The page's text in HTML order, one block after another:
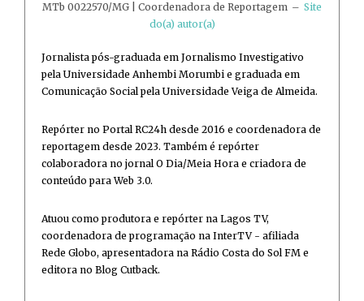
MTb 0022570/MG | Coordenadora de Reportagem – Site
do(a) autor(a)
Jornalista pós-graduada em Jornalismo Investigativo
pela Universidade Anhembi Morumbi e graduada em
Comunicação Social pela Universidade Veiga de Almeida.
Repórter no Portal RC24h desde 2016 e coordenadora de
reportagem desde 2023. Também é repórter
colaboradora no jornal O Dia/Meia Hora e criadora de
conteúdo para Web 3.0.
Atuou como produtora e repórter na Lagos TV,
coordenadora de programação na InterTV - afiliada
Rede Globo, apresentadora na Rádio Costa do Sol FM e
editora no Blog Cutback.